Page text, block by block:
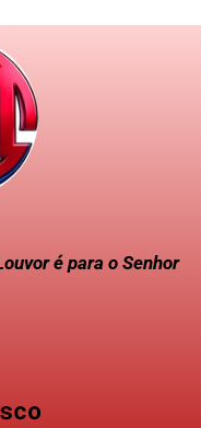
é para o Senhor